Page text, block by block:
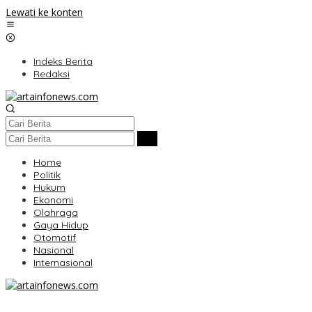
Lewati ke konten
Indeks Berita
Redaksi
Home
Politik
Hukum
Ekonomi
Olahraga
Gaya Hidup
Otomotif
Nasional
Internasional